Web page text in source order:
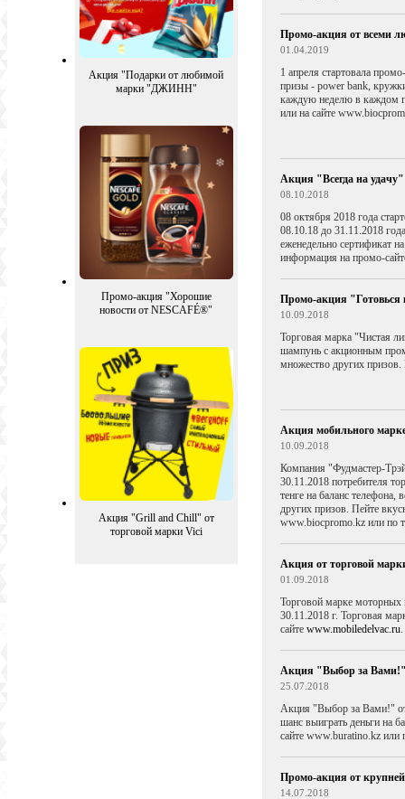
Акция "Подарки от любимой
марки "ДЖИНН"
Промо-акция "Хорошие
новости от NESCAFÉ®"
Акция "Grill and Chill" от
торговой марки Vici
Промо-акция от всеми
01.04.2019
1 апреля стартовала
призы - power bank,
каждую неделю в каждом
или на сайте
Акция "Всегда на
08.10.2018
08 октября 2018 года
08.10.18 до 31.11.2018
еженедельно сертификат
информация на промо-
Промо-акция
10.09.2018
Торговая марка "Чистая
шампунь с акционным
множество других
Акция мобильного
10.09.2018
Компания "Фудмастер-
30.11.2018 потребителя
тенге на баланс
других призов. Пейте
www.biocpromo.kz или по
Акция от торговой
01.09.2018
Торговой марке моторных
30.11.2018 г. Торговая
сайте www.mobiledelvac.ru
Акция "Выбор за
25.07.2018
Акция "Выбор за Вами!"
шанс выиграть деньги на
сайте www.buratino.kz или
Промо-акция от
14.07.2018